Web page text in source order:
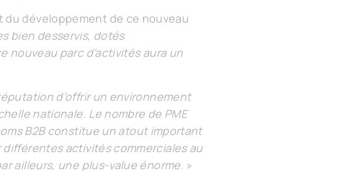
du développement de ce nouveau
bien desservis, dotés
nouveau parc d’activités aura un
d’offrir un environnement
nationale. Le nombre de PME
B2B constitue un atout important
activités commerciales au
ailleurs, une plus-value énorme. »